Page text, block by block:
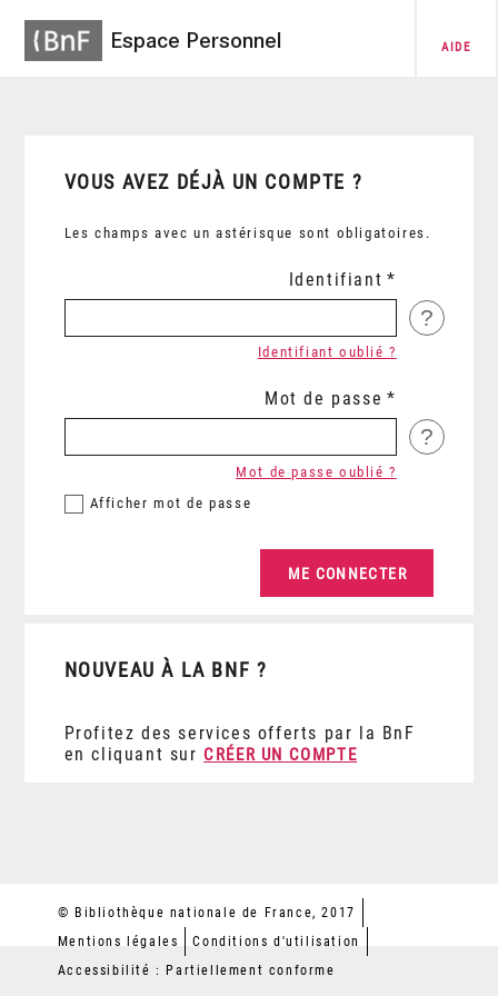
Espace Personnel AIDE
VOUS AVEZ DÉJÀ UN COMPTE ?
Les champs avec un astérisque sont obligatoires.
Identifiant
?
Identifiant oublié ?
Mot de passe
?
Afficher mot de passe
Mot de passe oublié ?
NOUVEAU À LA BNF ?
Profitez des services offerts par la BnF
en cliquant sur CRÉER UN COMPTE
© Bibliothèque nationale de France, 2017
Mentions légales
Conditions d'utilisation
Accessibilité : Partiellement conforme